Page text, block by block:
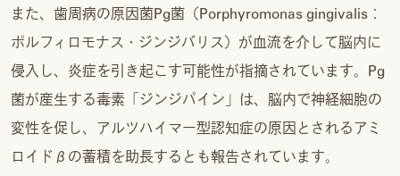
また、歯周病の原因菌Pg菌（Porphyromonas gingivalis：
ポルフィロモナス・ジンジバリス）が血流を介して脳内に
侵入し、炎症を引き起こす可能性が指摘されています。Pg
菌が産生する毒素「ジンジパイン」は、脳内で神経細胞の
変性を促し、アルツハイマー型認知症の原因とされるアミ
ロイドβの蓄積を助長するとも報告されています。